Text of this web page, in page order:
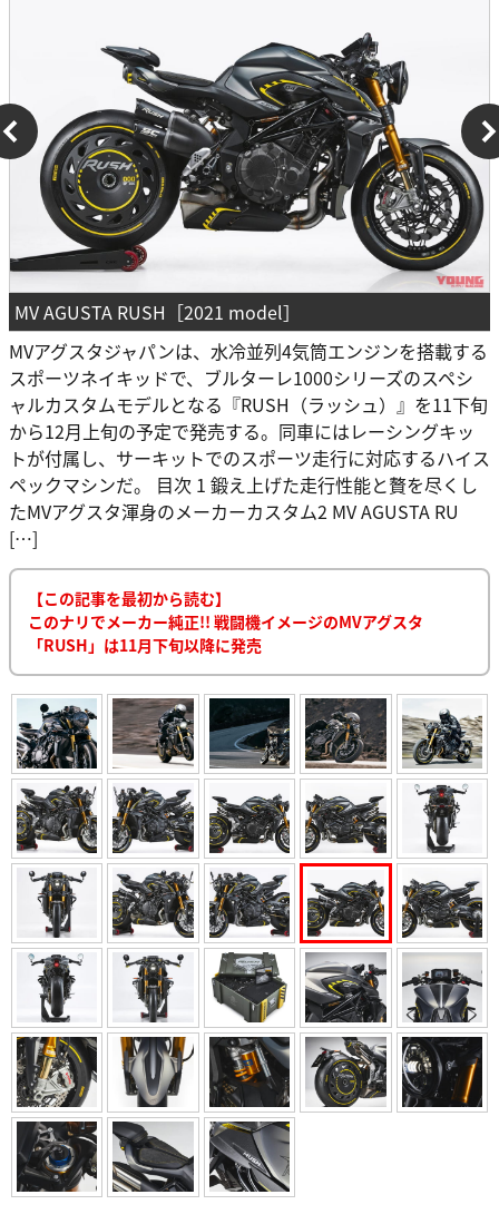
MV AGUSTA RUSH［2021 model］
MVアグスタジャパンは、水冷並列4気筒エンジンを搭載する
スポーツネイキッドで、ブルターレ1000シリーズのスペシ
ャルカスタムモデルとなる『RUSH（ラッシュ）』を11下旬
から12月上旬の予定で発売する。同車にはレーシングキッ
トが付属し、サーキットでのスポーツ走行に対応するハイス
ペックマシンだ。 目次 1 鍛え上げた走行性能と贅を尽くし
たMVアグスタ渾身のメーカーカスタム2 MV AGUSTA RU
[…]
【この記事を最初から読む】
このナリでメーカー純正!! 戦闘機イメージのMVアグスタ
「RUSH」は11月下旬以降に発売